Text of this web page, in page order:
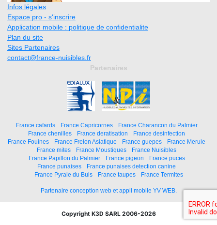
Infos légales
Espace pro - s'inscrire
Application mobile : politique de confidentialite
Plan du site
Sites Partenaires
contact@france-nuisibles.fr
Partenaires
France cafards France Capricornes
France Charancon du Palmier
France chenilles
France deratisation
France desinfection
France Fouines
France Frelon Asiatique France guepes
France Merule
France mites
France Moustiques
France Nuisibles
France Papillon du Palmier
France pigeon
France puces
France punaises
France punaises detection canine
France Pyrale du Buis
France taupes France Termites
Partenaire conception web et appli mobile YV WEB.
Copyright K3D SARL 2006-2026